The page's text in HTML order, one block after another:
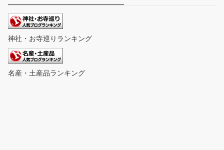
神社・お寺巡りランキング
名産・土産品ランキング